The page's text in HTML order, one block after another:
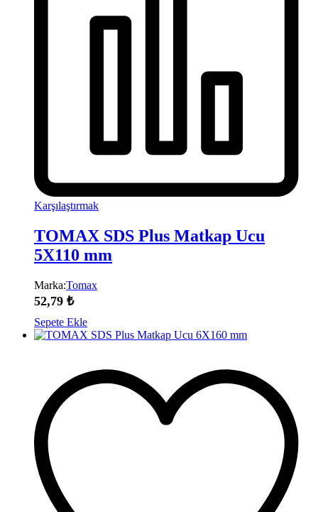
Karşılaştırmak
TOMAX SDS Plus Matkap Ucu
5X110 mm
Marka:Tomax
52,79 ₺
Sepete Ekle